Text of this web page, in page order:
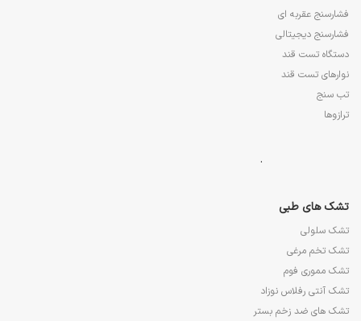
فشارسنج عقربه ای
فشارسنج دیجیتالی
دستگاه تست قند
نوارهای تست قند
تب سنج
ترازوها
.
تشک های طبی
تشک سلولی
تشک تخم مرغی
تشک مموری فوم
تشک آنتی رفلاس نوزاد
تشک های ضد زخم بستر